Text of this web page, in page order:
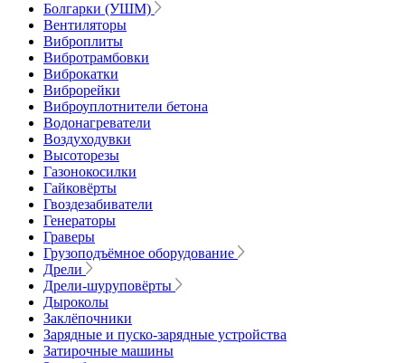
Болгарки (УШМ)
Вентиляторы
Виброплиты
Вибротрамбовки
Виброкатки
Виброрейки
Виброуплотнители бетона
Водонагреватели
Воздуходувки
Высоторезы
Газонокосилки
Гайковёрты
Гвоздезабиватели
Генераторы
Граверы
Грузоподъёмное оборудование
Дрели
Дрели-шуруповёрты
Дыроколы
Заклёпочники
Зарядные и пуско-зарядные устройства
Затирочные машины